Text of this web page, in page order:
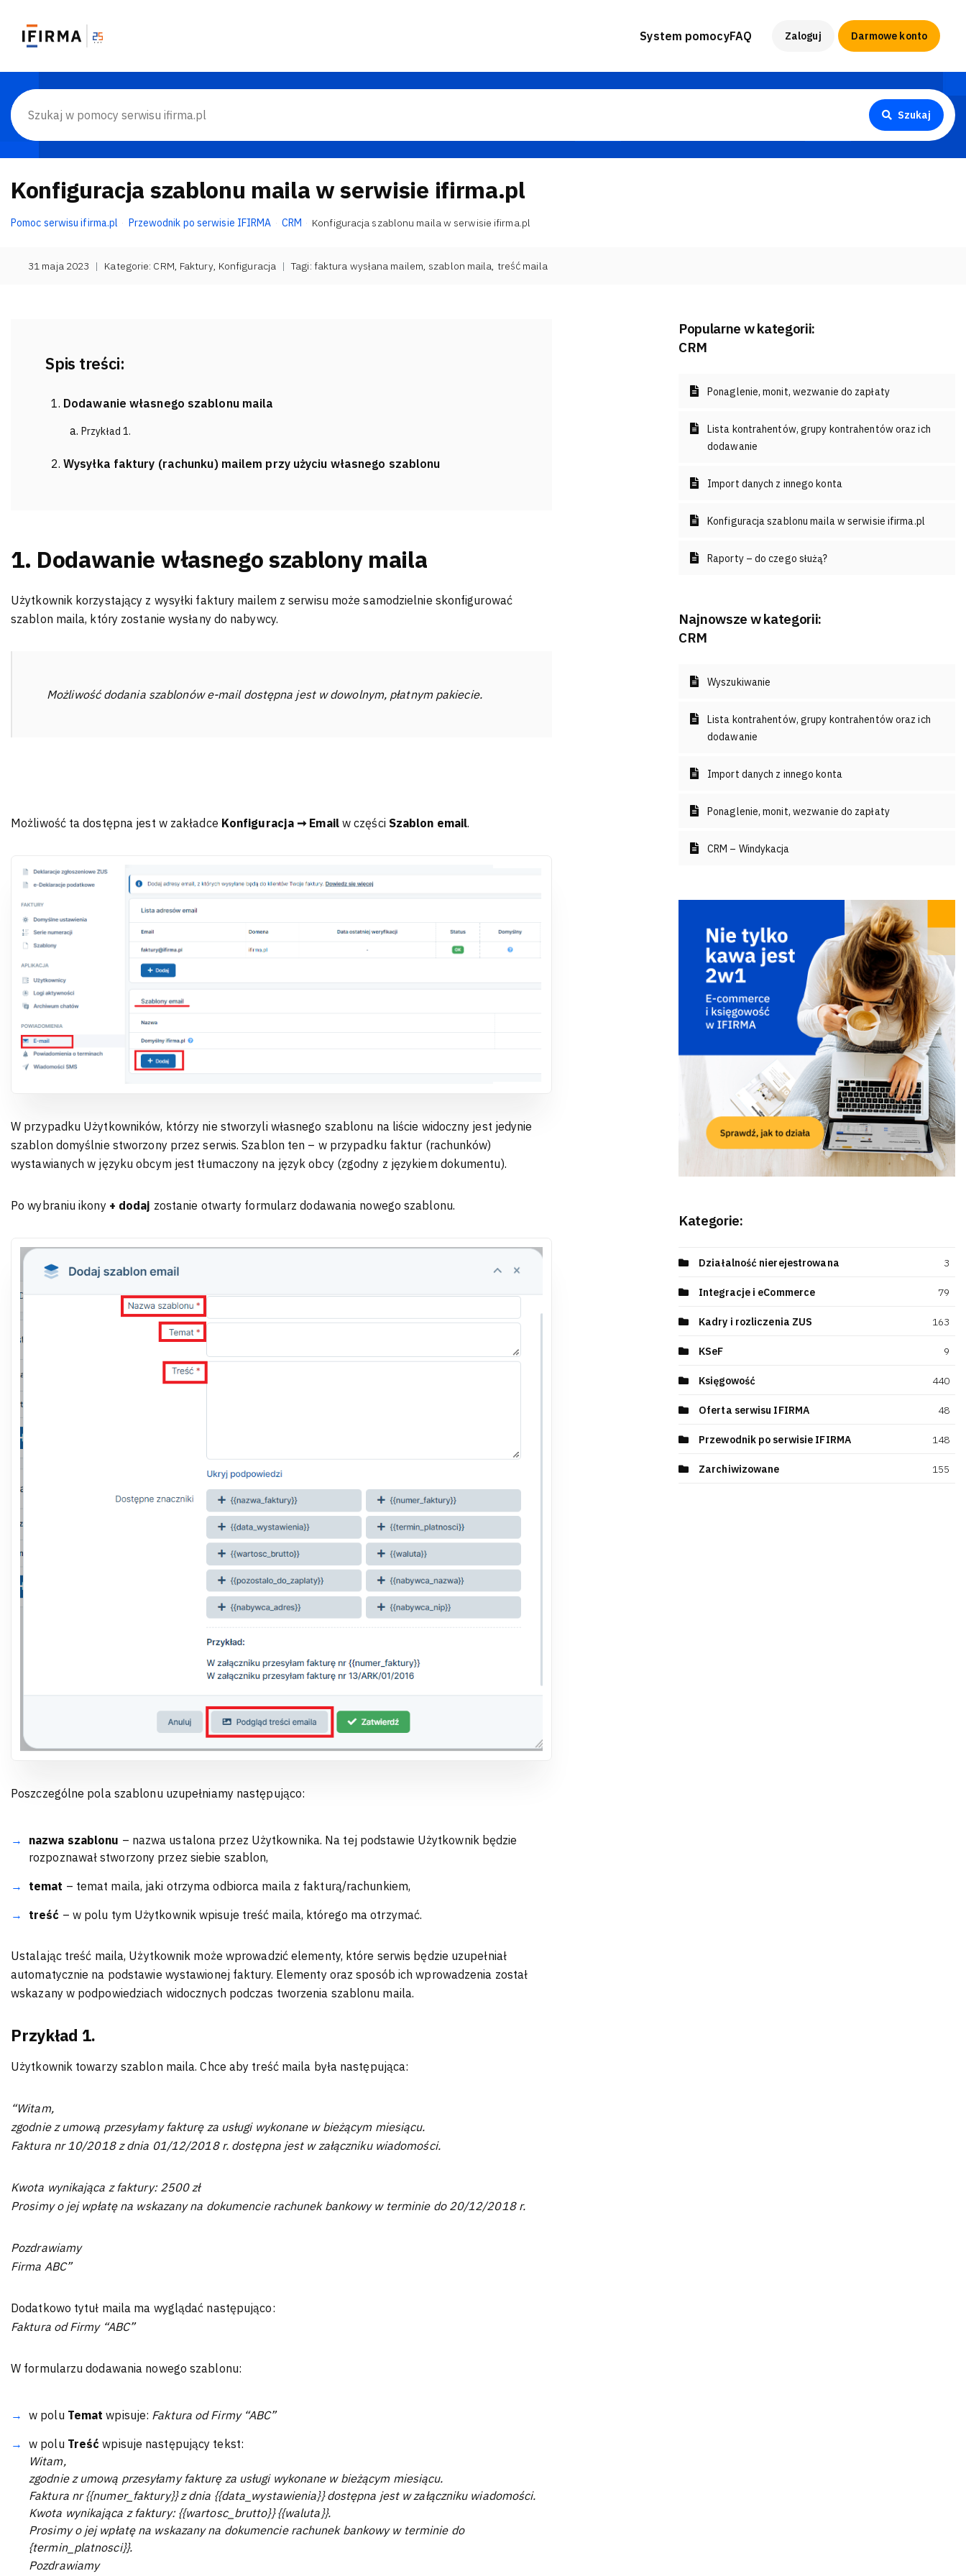
System pomocyFAQ Zaloguj Darmowe konto
Szukaj
Konfiguracja szablonu maila w serwisie ifirma.pl
Pomoc serwisu ifirma.pl Przewodnik po serwisie IFIRMA CRM Konfiguracja szablonu maila w serwisie ifirma.pl
31 maja 2023 | Kategorie: CRM, Faktury, Konfiguracja | Tagi: faktura wysłana mailem, szablon maila, treść maila
Spis treści:
Dodawanie własnego szablonu maila
Przykład 1.
Wysyłka faktury (rachunku) mailem przy użyciu własnego szablonu
1. Dodawanie własnego szablony maila
Użytkownik korzystający z wysyłki faktury mailem z serwisu może samodzielnie skonfigurować
szablon maila, który zostanie wysłany do nabywcy.
Możliwość dodania szablonów e-mail dostępna jest w dowolnym, płatnym pakiecie.
Możliwość ta dostępna jest w zakładce Konfiguracja ➞ Emailw części Szablon email.
W przypadku Użytkowników, którzy nie stworzyli własnego szablonu na liście widoczny jest jedynie
szablon domyślnie stworzony przez serwis. Szablon ten – w przypadku faktur (rachunków)
wystawianych w języku obcym jest tłumaczony na język obcy (zgodny z językiem dokumentu).
Po wybraniu ikony + dodaj zostanie otwarty formularz dodawania nowego szablonu.
Poszczególne pola szablonu uzupełniamy następująco:
nazwa szablonu – nazwa ustalona przez Użytkownika. Na tej podstawie Użytkownik będzie
rozpoznawał stworzony przez siebie szablon,
temat – temat maila, jaki otrzyma odbiorca maila z fakturą/rachunkiem,
treść – w polu tym Użytkownik wpisuje treść maila, którego ma otrzymać.
Ustalając treść maila, Użytkownik może wprowadzić elementy, które serwis będzie uzupełniał
automatycznie na podstawie wystawionej faktury. Elementy oraz sposób ich wprowadzenia został
wskazany w podpowiedziach widocznych podczas tworzenia szablonu maila.
Przykład 1.
Użytkownik towarzy szablon maila. Chce aby treść maila była następująca:
“Witam,
zgodnie z umową przesyłamy fakturę za usługi wykonane w bieżącym miesiącu.
Faktura nr 10/2018 z dnia 01/12/2018 r. dostępna jest w załączniku wiadomości.
Kwota wynikająca z faktury: 2500 zł
Prosimy o jej wpłatę na wskazany na dokumencie rachunek bankowy w terminie do 20/12/2018 r.
Pozdrawiamy
Firma ABC”
Dodatkowo tytuł maila ma wyglądać następująco:
Faktura od Firmy “ABC”
W formularzu dodawania nowego szablonu:
w polu Tematwpisuje: Faktura od Firmy “ABC”
w polu Treśćwpisuje następujący tekst:
Witam,
zgodnie z umową przesyłamy fakturę za usługi wykonane w bieżącym miesiącu.
Faktura nr {{numer_faktury}} z dnia {{data_wystawienia}} dostępna jest w załączniku wiadomości.
Kwota wynikająca z faktury: {{wartosc_brutto}} {{waluta}}.
Prosimy o jej wpłatę na wskazany na dokumencie rachunek bankowy w terminie do
{termin_platnosci}}.
Pozdrawiamy
Popularne w kategorii:
CRM
Ponaglenie, monit, wezwanie do zapłaty
Lista kontrahentów, grupy kontrahentów oraz ich
dodawanie
Import danych z innego konta
Konfiguracja szablonu maila w serwisie ifirma.pl
Raporty – do czego służą?
Najnowsze w kategorii:
CRM
Wyszukiwanie
Lista kontrahentów, grupy kontrahentów oraz ich
dodawanie
Import danych z innego konta
Ponaglenie, monit, wezwanie do zapłaty
CRM – Windykacja
Kategorie:
Działalność nierejestrowana 3
Integracje i eCommerce 79
Kadry i rozliczenia ZUS 163
KSeF 9
Księgowość 440
Oferta serwisu IFIRMA 48
Przewodnik po serwisie IFIRMA 148
Zarchiwizowane 155